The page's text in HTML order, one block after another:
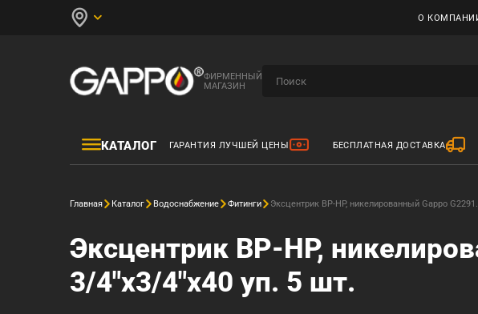
О
ФИРМЕННЫЙ
МАГАЗИН
КАТАЛОГ ГАРАНТИЯ ЛУЧШЕЙ ЦЕНЫ БЕСПЛАТНАЯ ДОСТАВКА
Главная Каталог Водоснабжение Фитинги Эксцентрик ВР-НР, никелированный Gappo
Эксцентрик ВР-НР,
3/4"x3/4"x40 уп. 5 шт.